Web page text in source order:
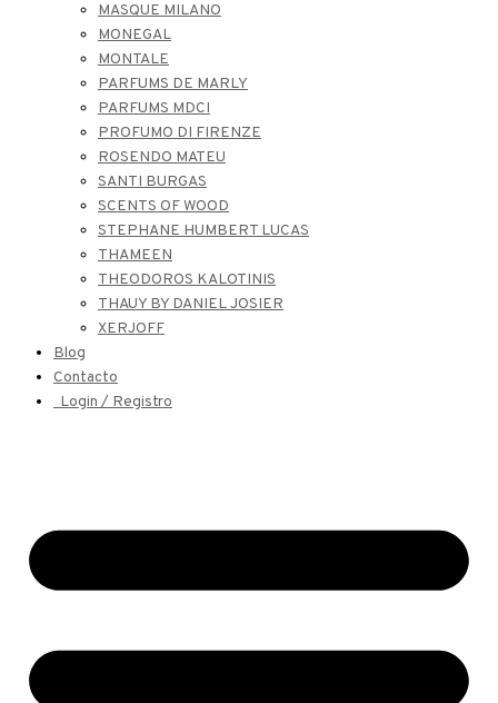
MASQUE MILANO
MONEGAL
MONTALE
PARFUMS DE MARLY
PARFUMS MDCI
PROFUMO DI FIRENZE
ROSENDO MATEU
SANTI BURGAS
SCENTS OF WOOD
STEPHANE HUMBERT LUCAS
THAMEEN
THEODOROS KALOTINIS
THAUY BY DANIEL JOSIER
XERJOFF
Blog
Contacto
Login / Registro